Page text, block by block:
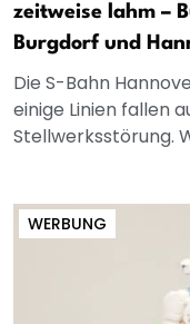
zeitweise lahm –
Burgdorf und
Die S-Bahn
einige Linien fallen
Stellwerksstörung.
WERBUNG